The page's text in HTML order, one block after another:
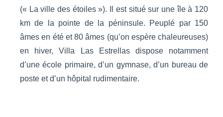
(« La ville des étoiles »). Il est situé sur une île à 120
km de la pointe de la péninsule. Peuplé par 150
âmes en été et 80 âmes (qu’on espère chaleureuses)
en hiver, Villa Las Estrellas dispose notamment
d’une école primaire, d’un gymnase, d’un bureau de
poste et d’un hôpital rudimentaire.